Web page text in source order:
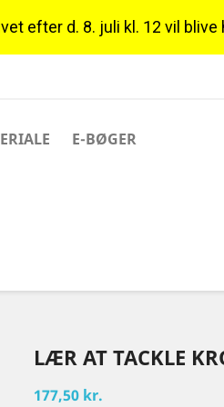
efter d. 8. juli kl. 12 vil blive
E-BØGER
LÆR AT TACKLE
177,50 kr.